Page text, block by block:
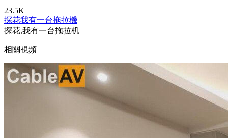
23.5K
探花我有一台拖拉機
探花,我有一台拖拉机
相關視頻